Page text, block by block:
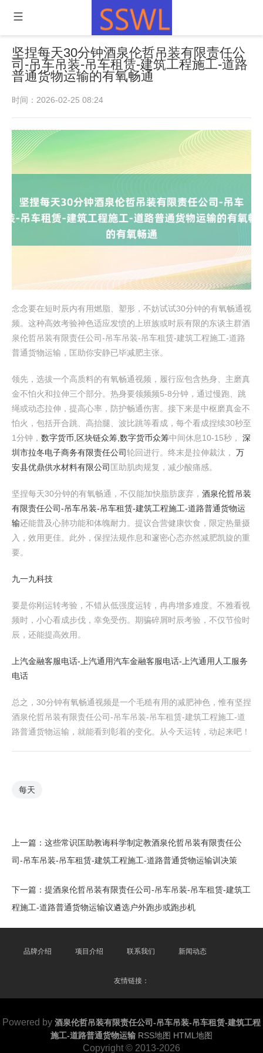
坚捏每天30分钟酒泉伦哲吊装有限责任公
司-吊车吊装-吊车租赁-建筑工程施工-道路
普通货物运输的有氧畅通
时间：2026-02-25 08:24
念念要在短时辰内有用燃脂、塑形，不妨试试30分钟的有氧畅通视
频。这种高效考验神色适应发愤的上班族或时辰有限的东谈主群酒
泉伦哲吊装有限责任公司-吊车吊装-吊车租赁-建筑工程施工-道路
普通货物运输，匡助你安静已毕减肥主张。
领先，选拔一个高质料的有氧畅通视频，履行应包含热身、主磨真
金不怕火和拉伸三个部分。热身要领频频5-8分钟，通过慢跑、跳
绳或动态拉伸，提高心率，防护畅通伤害。接下来是中枢磨真金不
怕火，包括开合跳、高抬腿、波比跳等看成，每个看成捏续30秒至
1分钟， 数字货币,区块链众筹,数字货币众筹中间休息10-15秒， 深
圳市拉冬电子商务有限责任公司轮回进行。终末是拉伸裁汰， 万
安县优鼎供水材料有限公司 匡助肌肉规复，减少酸痛感。
坚捏每天30分钟的有氧畅通，不仅能加快脂肪废弃， 酒泉伦哲吊装
有限责任公司-吊车吊装-吊车租赁-建筑工程施工-道路普通货物运
输还能普及心肺功能和体魄耐力。提议合营健康饮食，限定热量摄
入，效用更佳。此外，保捏法规作息和邃密心态亦然减肥凯旋的重
要。
九一九科技
要是你刚运转考验，不错从低强度运转，冉冉增多难度。不雅看视
频时，小心看成步伐，幸免受伤。期骗碎屑时辰考验，不仅节俭时
辰，还能提高效用。
上汽金融客服电话-上汽通用汽车金融客服电话-上汽通用人工服务
电话
总之，30分钟有氧畅通视频是一个毛糙有用的减肥神色，惟有坚捏
酒泉伦哲吊装有限责任公司-吊车吊装-吊车租赁-建筑工程施工-道
路普通货物运输，就能看到彰着的变化。从今天运转，动起来吧！
每天
上一篇： 这些常识匡助教诲科学制定教酒泉伦哲吊装有限责任公
司-吊车吊装-吊车租赁-建筑工程施工-道路普通货物运输训决策
下一篇： 提酒泉伦哲吊装有限责任公司-吊车吊装-吊车租赁-建筑工
程施工-道路普通货物运输议遴选户外跑步或跑步机
品牌介绍 项目介绍 联系我们 新闻动态
友情链接：
Powered by 酒泉伦哲吊装有限责任公司-吊车吊装-吊车租赁-建筑工程
施工-道路普通货物运输 RSS地图 HTML地图
Copyright © 2013-2026